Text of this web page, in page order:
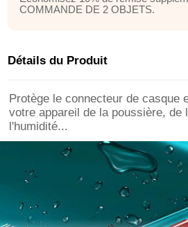
COMMANDE DE 2 OBJETS.
Détails du Produit
Protège le connecteur de casque
votre appareil de la poussière, de
l'humidité...